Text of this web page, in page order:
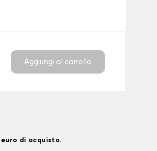
Aggiungi al carrello
di acquisto.